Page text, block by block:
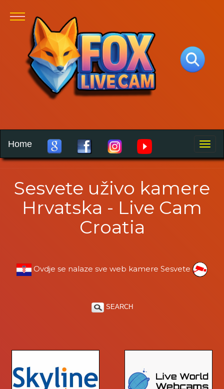
Toggle
Home
Sesvete uživo kamere
Hrvatska - Live Cam
Croatia
Ovdje se nalaze sve web kamere Sesvete
SEARCH